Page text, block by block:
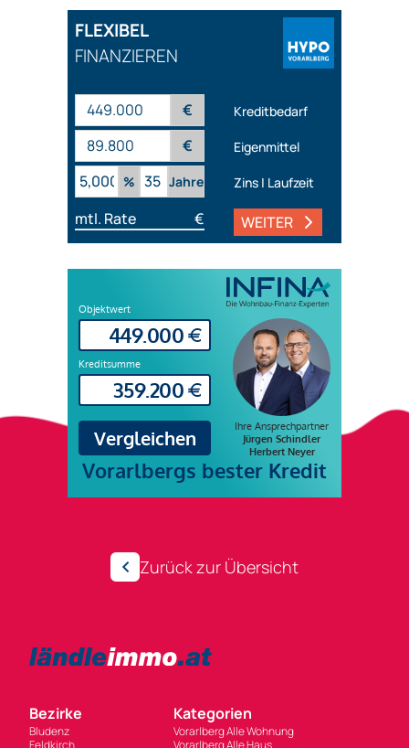
FLEXIBEL
FINANZIEREN
€ Kreditbedarf
€
Eigenmittel
%
Jahre Zins | Laufzeit
mtl. Rate € WEITER
Zurück zur Übersicht
Bezirke
Bludenz
Feldkirch
Kategorien
Vorarlberg Alle Wohnung
Vorarlberg Alle Haus